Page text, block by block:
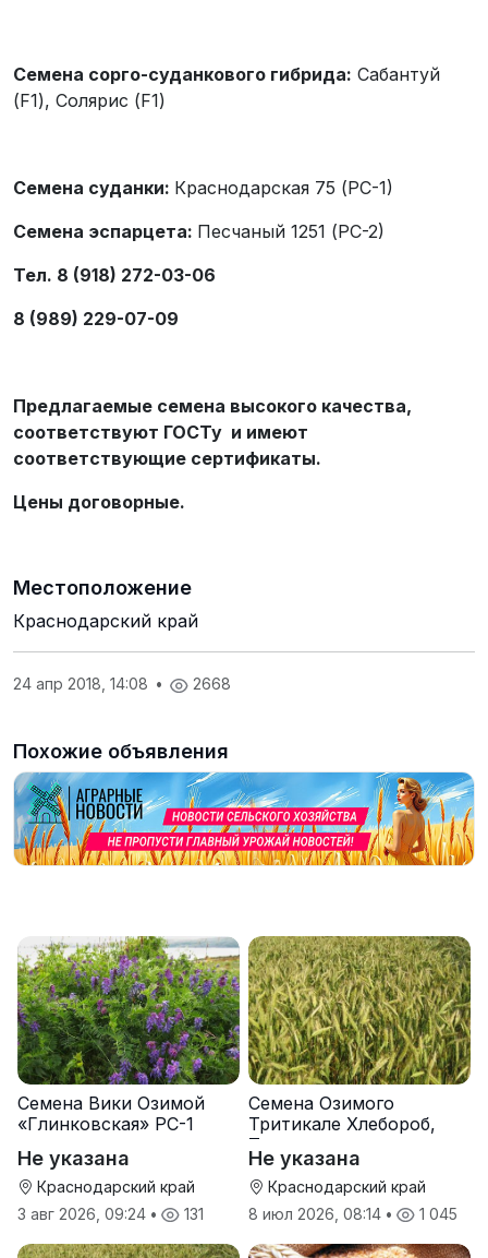
Семена сорго-суданкового гибрида: Сабантуй
(F1), Солярис (F1)
Семена суданки: Краснодарская 75 (РС-1)
Семена эспарцета: Песчаный 1251 (РС-2)
Тел. 8 (918) 272-03-06
8 (989) 229-07-09
Предлагаемые семена высокого качества,
соответствуют ГОСТу и имеют
соответствующие сертификаты.
Цены договорные.
Местоположение
Краснодарский край
24 апр 2018, 14:08 • 2668
Похожие объявления
Семена Вики Озимой
«Глинковская» РС-1
Не указана
Краснодарский край
3 авг 2026, 09:24 • 131
Семена Озимого
Тритикале Хлебороб,
Тихон
Не указана
Краснодарский край
8 июл 2026, 08:14 • 1 045